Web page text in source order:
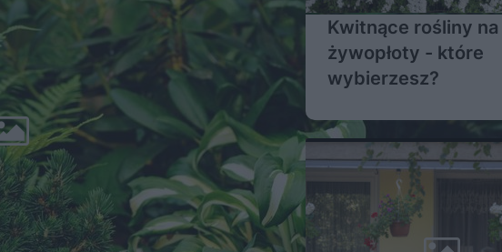
Kwitnące rośliny na
żywopłoty - które
wybierzesz?